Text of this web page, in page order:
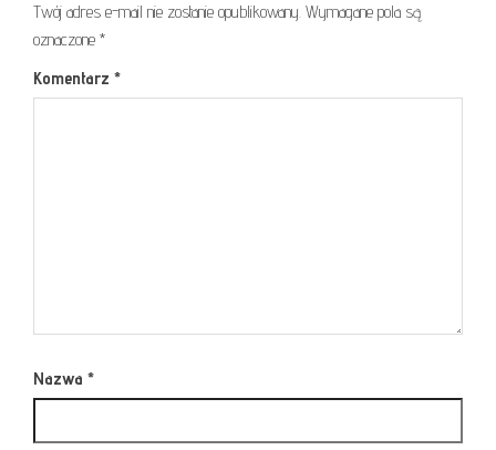
Twój adres e-mail nie zostanie opublikowany. Wymagane pola są
oznaczone *
Komentarz *
Nazwa *